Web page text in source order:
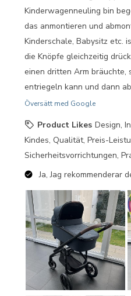
Kinderwagenneuling bin
das anmontieren und
Kinderschale, Babysitz etc.
die Knöpfe gleichzeitig
einen dritten Arm bräuchte,
entriegeln kann und dann
Översätt med Google
Product Likes Design,
Kindes, Qualität, Preis-
Sicherheitsvorrichtungen,
Ja, Jag rekommenderar